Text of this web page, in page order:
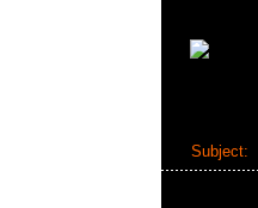
Subject: